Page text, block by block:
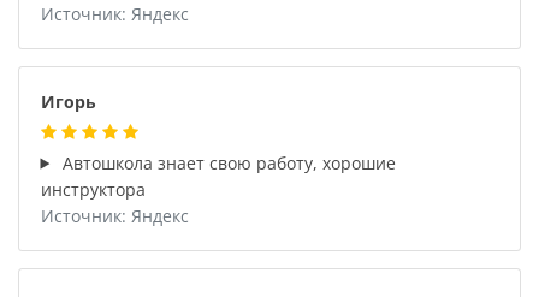
Источник: Яндекс
Игорь
Автошкола знает свою работу, хорошие
инструктора
Источник: Яндекс